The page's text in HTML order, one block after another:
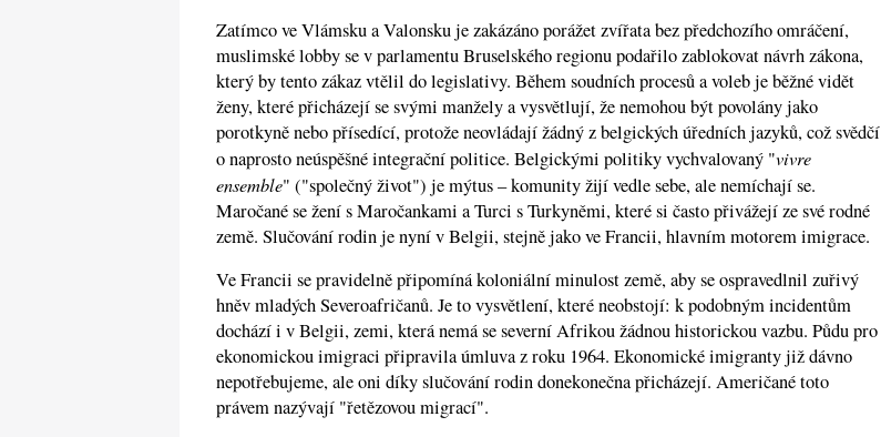
Zatímco ve Vlámsku a Valonsku je zakázáno porážet zvířata bez předchozího omráčení,
muslimské lobby se v parlamentu Bruselského regionu podařilo zablokovat návrh zákona,
který by tento zákaz vtělil do legislativy. Během soudních procesů a voleb je běžné vidět
ženy, které přicházejí se svými manžely a vysvětlují, že nemohou být povolány jako
porotkyně nebo přísedící, protože neovládají žádný z belgických úředních jazyků, což svědčí
o naprosto neúspěšné integrační politice. Belgickými politiky vychvalovaný "vivre
ensemble" ("společný život") je mýtus – komunity žijí vedle sebe, ale nemíchají se.
Maročané se žení s Maročankami a Turci s Turkyněmi, které si často přivážejí ze své rodné
země. Slučování rodin je nyní v Belgii, stejně jako ve Francii, hlavním motorem imigrace.
Ve Francii se pravidelně připomíná koloniální minulost země, aby se ospravedlnil zuřivý
hněv mladých Severoafričanů. Je to vysvětlení, které neobstojí: k podobným incidentům
dochází i v Belgii, zemi, která nemá se severní Afrikou žádnou historickou vazbu. Půdu pro
ekonomickou imigraci připravila úmluva z roku 1964. Ekonomické imigranty již dávno
nepotřebujeme, ale oni díky slučování rodin donekonečna přicházejí. Američané toto
právem nazývají "řetězovou migrací".